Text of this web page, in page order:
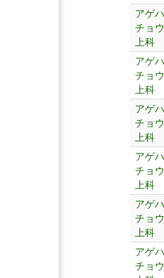
アゲハ
チョウ
上科
アゲハ
チョウ
上科
アゲハ
チョウ
上科
アゲハ
チョウ
上科
アゲハ
チョウ
上科
アゲハ
チョウ